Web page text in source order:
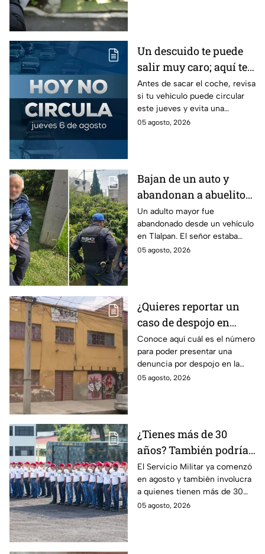
Un descuido te puede
salir muy caro; aquí te
contamos cómo queda
el Hoy No Circula para
este jueves
Antes de sacar el coche, revisa
si tu vehículo puede circular
este jueves y evita una
sanción que puede afectar tu
05 agosto, 2026
Bajan de un auto y
abandonan a abuelito
de 83 años en CDMX
con demencia senil
Un adulto mayor fue
abandonado desde un vehículo
en Tlalpan. El señor estaba
desorientado y la ayuda de
05 agosto, 2026
¿Quieres reportar un
caso de despojo en
CDMX? El número que
tienes que marcar y lo
que tienes que hacer
Conoce aquí cuál es el número
para poder presentar una
denuncia por despojo en la
CDMX y qué hacer si eres
05 agosto, 2026
¿Tienes más de 30
años? También podrías
tener que hacer el
Servicio Militar 2026 si
saliste sorteado en
agosto
El Servicio Militar ya comenzó
en agosto y también involucra
a quienes tienen más de 30
años. Conoce quiénes deben
05 agosto, 2026